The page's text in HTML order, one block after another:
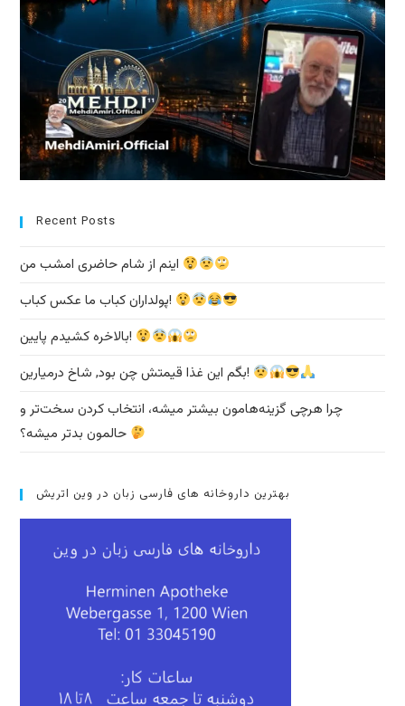
Recent Posts
پولداران کباب ما عکس کباب!
بالاخره کشیدم پایین!
بگم این غذا قیمتش چن بود, شاخ درمیارین!
چرا هرچی گزینه‌هامون بیشتر میشه، انتخاب کردن سخت‌تر و
بهترین داروخانه های فارسی زبان در وین اتریش